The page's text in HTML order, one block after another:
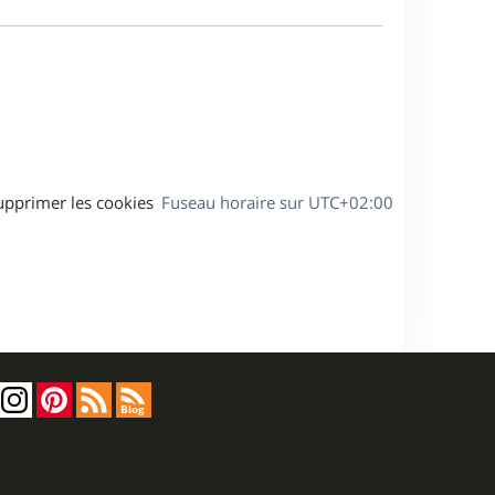
Fuseau horaire sur UTC+02:00
les cookies